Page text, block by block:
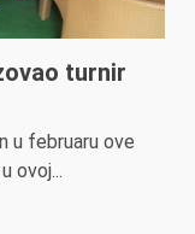
turnir
u februaru ove
ovoj...